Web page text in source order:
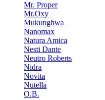
Mr. Proper
Mr.Oxy
Mukunghwa
Nanomax
Natura Amica
Nesti Dante
Neutro Roberts
Nidra
Novita
Nutella
O.B.